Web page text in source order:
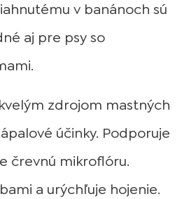
v banánoch sú
aj pre psy so
zdrojom mastných
účinky. Podporuje
črevnú mikroflóru.
a urýchľuje hojenie.